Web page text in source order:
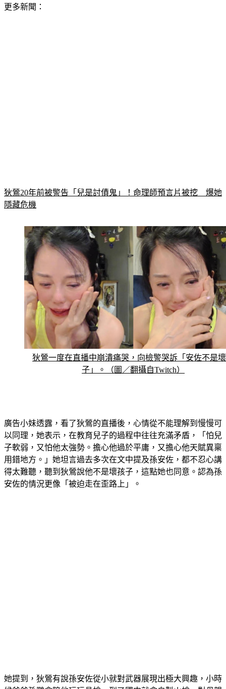
隱藏危機
狄鶯一度在直播中崩潰痛哭，向檢警哭訴「安佐不是
子」。（圖／翻攝自Twitch）
以同理，她表示，在教育兒子的過程中往往充滿矛盾，「怕兒
子軟弱，又怕他太強勢。擔心他過於平庸，又擔心他天賦異稟
用錯地方。」她坦言過去多次在文中提及孫安佐，都不忍心講
得太難聽，聽到狄鶯說他不是壞孩子，這點她也同意。認為孫
安佐的情況更像「被迫走在歪路上」。
候爸爸孫鵬會陪他玩玩具槍，到了國中就會自製火槍，對母親